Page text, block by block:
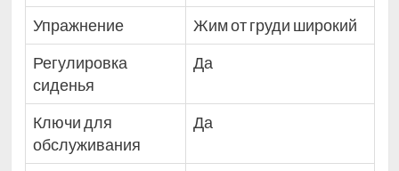
Упражнение
Жим от груди широкий
Регулировка
сиденья
Да
Ключи для
обслуживания
Да